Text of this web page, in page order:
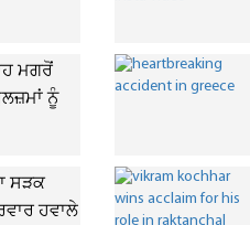
ਮਗਰੋਂ
ਨੂੰ
ਸੜਕ
ਹਵਾਲੇ